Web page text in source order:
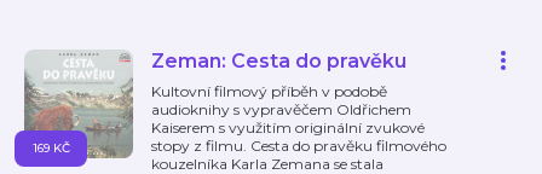
Zeman: Cesta do pravěku
Kultovní filmový příběh v podobě
audioknihy s vypravěčem Oldřichem
Kaiserem s využitím originální zvukové
stopy z filmu. Cesta do pravěku filmového
kouzelníka Karla Zemana se stala
169 KČ